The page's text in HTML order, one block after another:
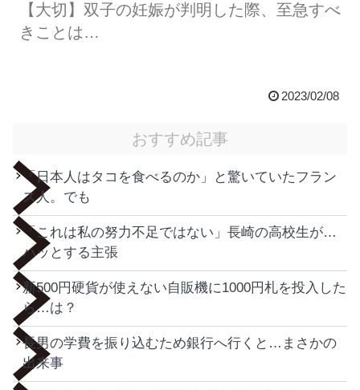
【大切】双子の妊娠が判明した際、至急すべ
きことは…
2023/02/08
おすすめ記事
「日本人はタコを食べるのか」と驚いていたフラン
ス人。でも
「これは私の努力不足ではない」長崎の高校生が…
ハッとする主張
新500円硬貨が使えない自販機に1000円札を投入した
ら…は？
長男の学費を振り込むため銀行へ行くと…まさかの
出来事